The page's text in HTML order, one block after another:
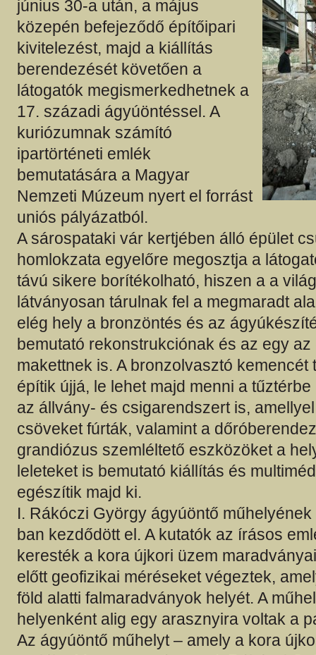
június 30-a után, a május
közepén befejeződő építőipari
kivitelezést, majd a kiállítás
berendezését követően a
látogatók megismerkedhetnek a
17. századi ágyúöntéssel. A
kuriózumnak számító
ipartörténeti emlék
bemutatására a Magyar
Nemzeti Múzeum nyert el forrást
uniós pályázatból.
A sárospataki vár kertjében álló épület
homlokzata egyelőre megosztja a
távú sikere borítékolható, hiszen a a
látványosan tárulnak fel a megmaradt
elég hely a bronzöntés és az
bemutató rekonstrukciónak és az egy
makettnek is. A bronzolvasztó kemencét
építik újjá, le lehet majd menni a
az állvány- és csigarendszert is,
csöveket fúrták, valamint a
grandiózus szemléltető eszközöket a
leleteket is bemutató kiállítás és
egészítik majd ki.
I. Rákóczi György ágyúöntő
ban kezdődött el. A kutatók az írásos
keresték a kora újkori üzem
előtt geofizikai méréseket végeztek,
föld alatti falmaradványok helyét. A
helyenként alig egy arasznyira voltak a
Az ágyúöntő műhelyt – amely a kora